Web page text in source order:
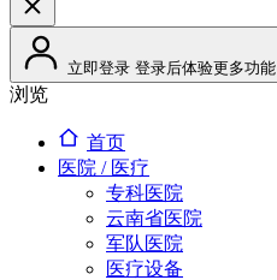
立即登录 登录后体验更多功能
浏览
首页
医院 / 医疗
专科医院
云南省医院
军队医院
医疗设备